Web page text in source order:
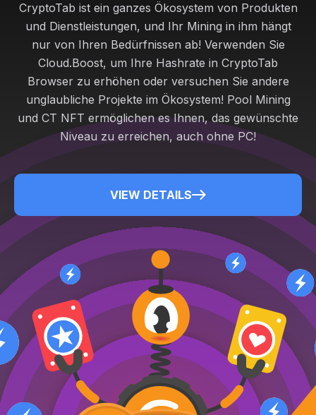
CryptoTab ist ein ganzes Ökosystem von Produkten
und Dienstleistungen, und Ihr Mining in ihm hängt
nur von Ihren Bedürfnissen ab! Verwenden Sie
Cloud.Boost, um Ihre Hashrate in CryptoTab
Browser zu erhöhen oder versuchen Sie andere
unglaubliche Projekte im Ökosystem! Pool Mining
und CT NFT ermöglichen es Ihnen, das gewünschte
Niveau zu erreichen, auch ohne PC!
VIEW DETAILS